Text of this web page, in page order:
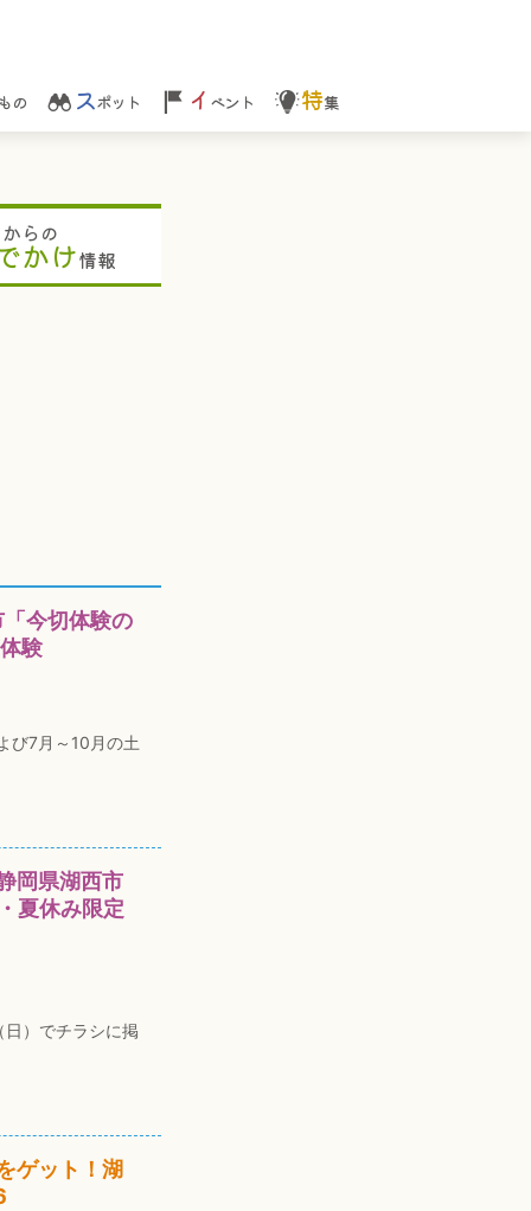
の スポット イ ベント 特集
らの
かけ情報
今切体験の
験
び7月～10月の土
岡県湖西市
夏休み限定
）でチラシに掲
ゲット！湖